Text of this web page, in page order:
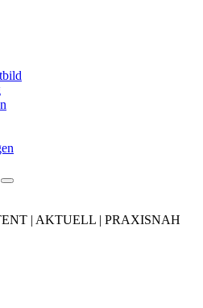
| AKTUELL | PRAXISNAH